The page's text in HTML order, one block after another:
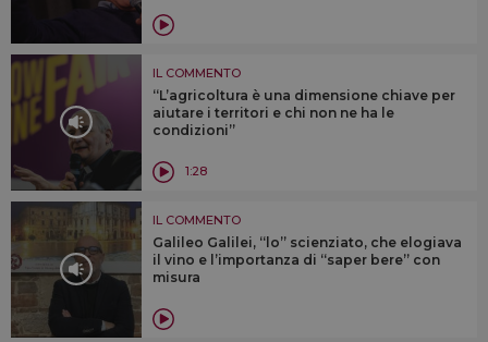
IL COMMENTO
“L’agricoltura è una dimensione chiave per
aiutare i territori e chi non ne ha le
condizioni”
1:28
IL COMMENTO
Galileo Galilei, “lo” scienziato, che elogiava
il vino e l’importanza di “saper bere” con
misura